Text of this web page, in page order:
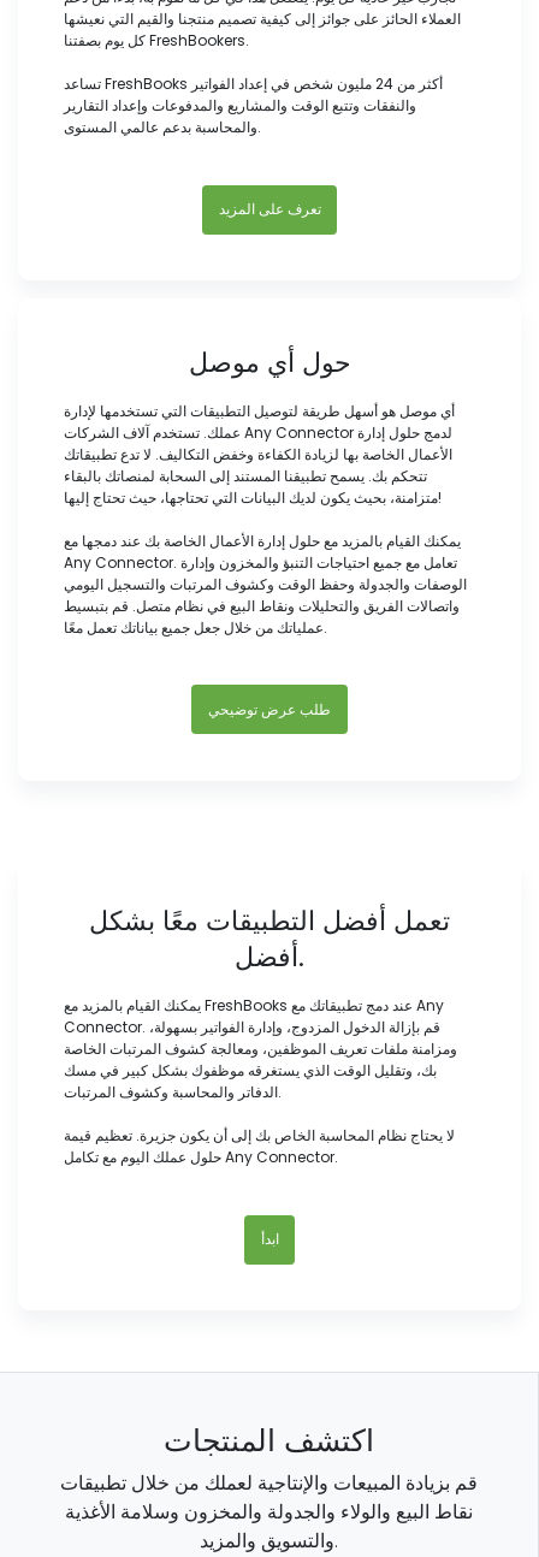
العملاء الحائز على جوائز إلى كيفية تصميم منتجنا والقيم التي نعيشها
كل يوم بصفتنا FreshBookers.
تساعد FreshBooks أكثر من 24 مليون شخص في إعداد الفواتير
والنفقات وتتبع الوقت والمشاريع والمدفوعات وإعداد التقارير
والمحاسبة بدعم عالمي المستوى.
تعرف على المزيد
حول أي موصل
أي موصل هو أسهل طريقة لتوصيل التطبيقات التي تستخدمها لإدارة
عملك. تستخدم آلاف الشركات Any Connector لدمج حلول إدارة
الأعمال الخاصة بها لزيادة الكفاءة وخفض التكاليف. لا تدع تطبيقاتك
تتحكم بك. يسمح تطبيقنا المستند إلى السحابة لمنصاتك بالبقاء
متزامنة، بحيث يكون لديك البيانات التي تحتاجها، حيث تحتاج إليها!
يمكنك القيام بالمزيد مع حلول إدارة الأعمال الخاصة بك عند دمجها مع
Any Connector. تعامل مع جميع احتياجات التنبؤ والمخزون وإدارة
الوصفات والجدولة وحفظ الوقت وكشوف المرتبات والتسجيل اليومي
واتصالات الفريق والتحليلات ونقاط البيع في نظام متصل. قم بتبسيط
عملياتك من خلال جعل جميع بياناتك تعمل معًا.
طلب عرض توضيحي
تعمل أفضل التطبيقات معًا بشكل
أفضل.
يمكنك القيام بالمزيد مع FreshBooks عند دمج تطبيقاتك مع Any
Connector. قم بإزالة الدخول المزدوج، وإدارة الفواتير بسهولة،
ومزامنة ملفات تعريف الموظفين، ومعالجة كشوف المرتبات الخاصة
بك، وتقليل الوقت الذي يستغرقه موظفوك بشكل كبير في مسك
الدفاتر والمحاسبة وكشوف المرتبات.
لا يحتاج نظام المحاسبة الخاص بك إلى أن يكون جزيرة. تعظيم قيمة
حلول عملك اليوم مع تكامل Any Connector.
ابدأ
اكتشف المنتجات
قم بزيادة المبيعات والإنتاجية لعملك من خلال تطبيقات
نقاط البيع والولاء والجدولة والمخزون وسلامة الأغذية
والتسويق والمزيد.